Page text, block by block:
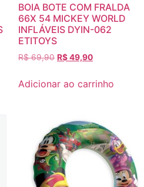
BOIA BOTE COM FRALDA
66X 54 MICKEY WORLD
INFLÁVEIS DYIN-062
ETITOYS
R$69,90 R$49,90
Adicionar ao carrinho